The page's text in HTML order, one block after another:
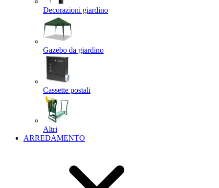
Decorazioni giardino
Gazebo da giardino
Cassette postali
Altri
ARREDAMENTO